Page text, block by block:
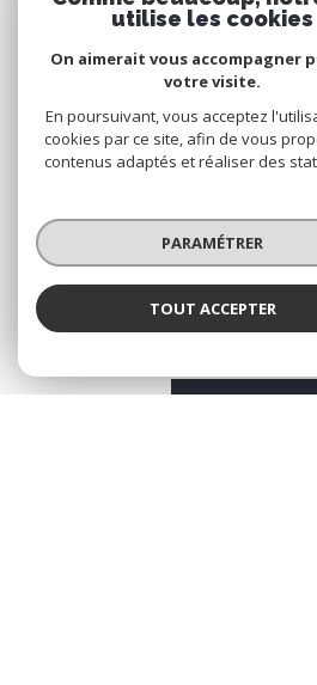
NOS
Nous
Espace
utilise les cookies
On aimerait vous accompagner
votre visite.
En poursuivant, vous acceptez
cookies par ce site, afin de vous
contenus adaptés et réaliser des
PARAMÉTRER
TOUT ACCEPTER